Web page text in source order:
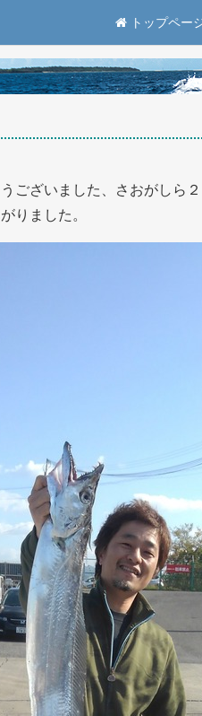
トップペー
ございました、さおがしら
りました。